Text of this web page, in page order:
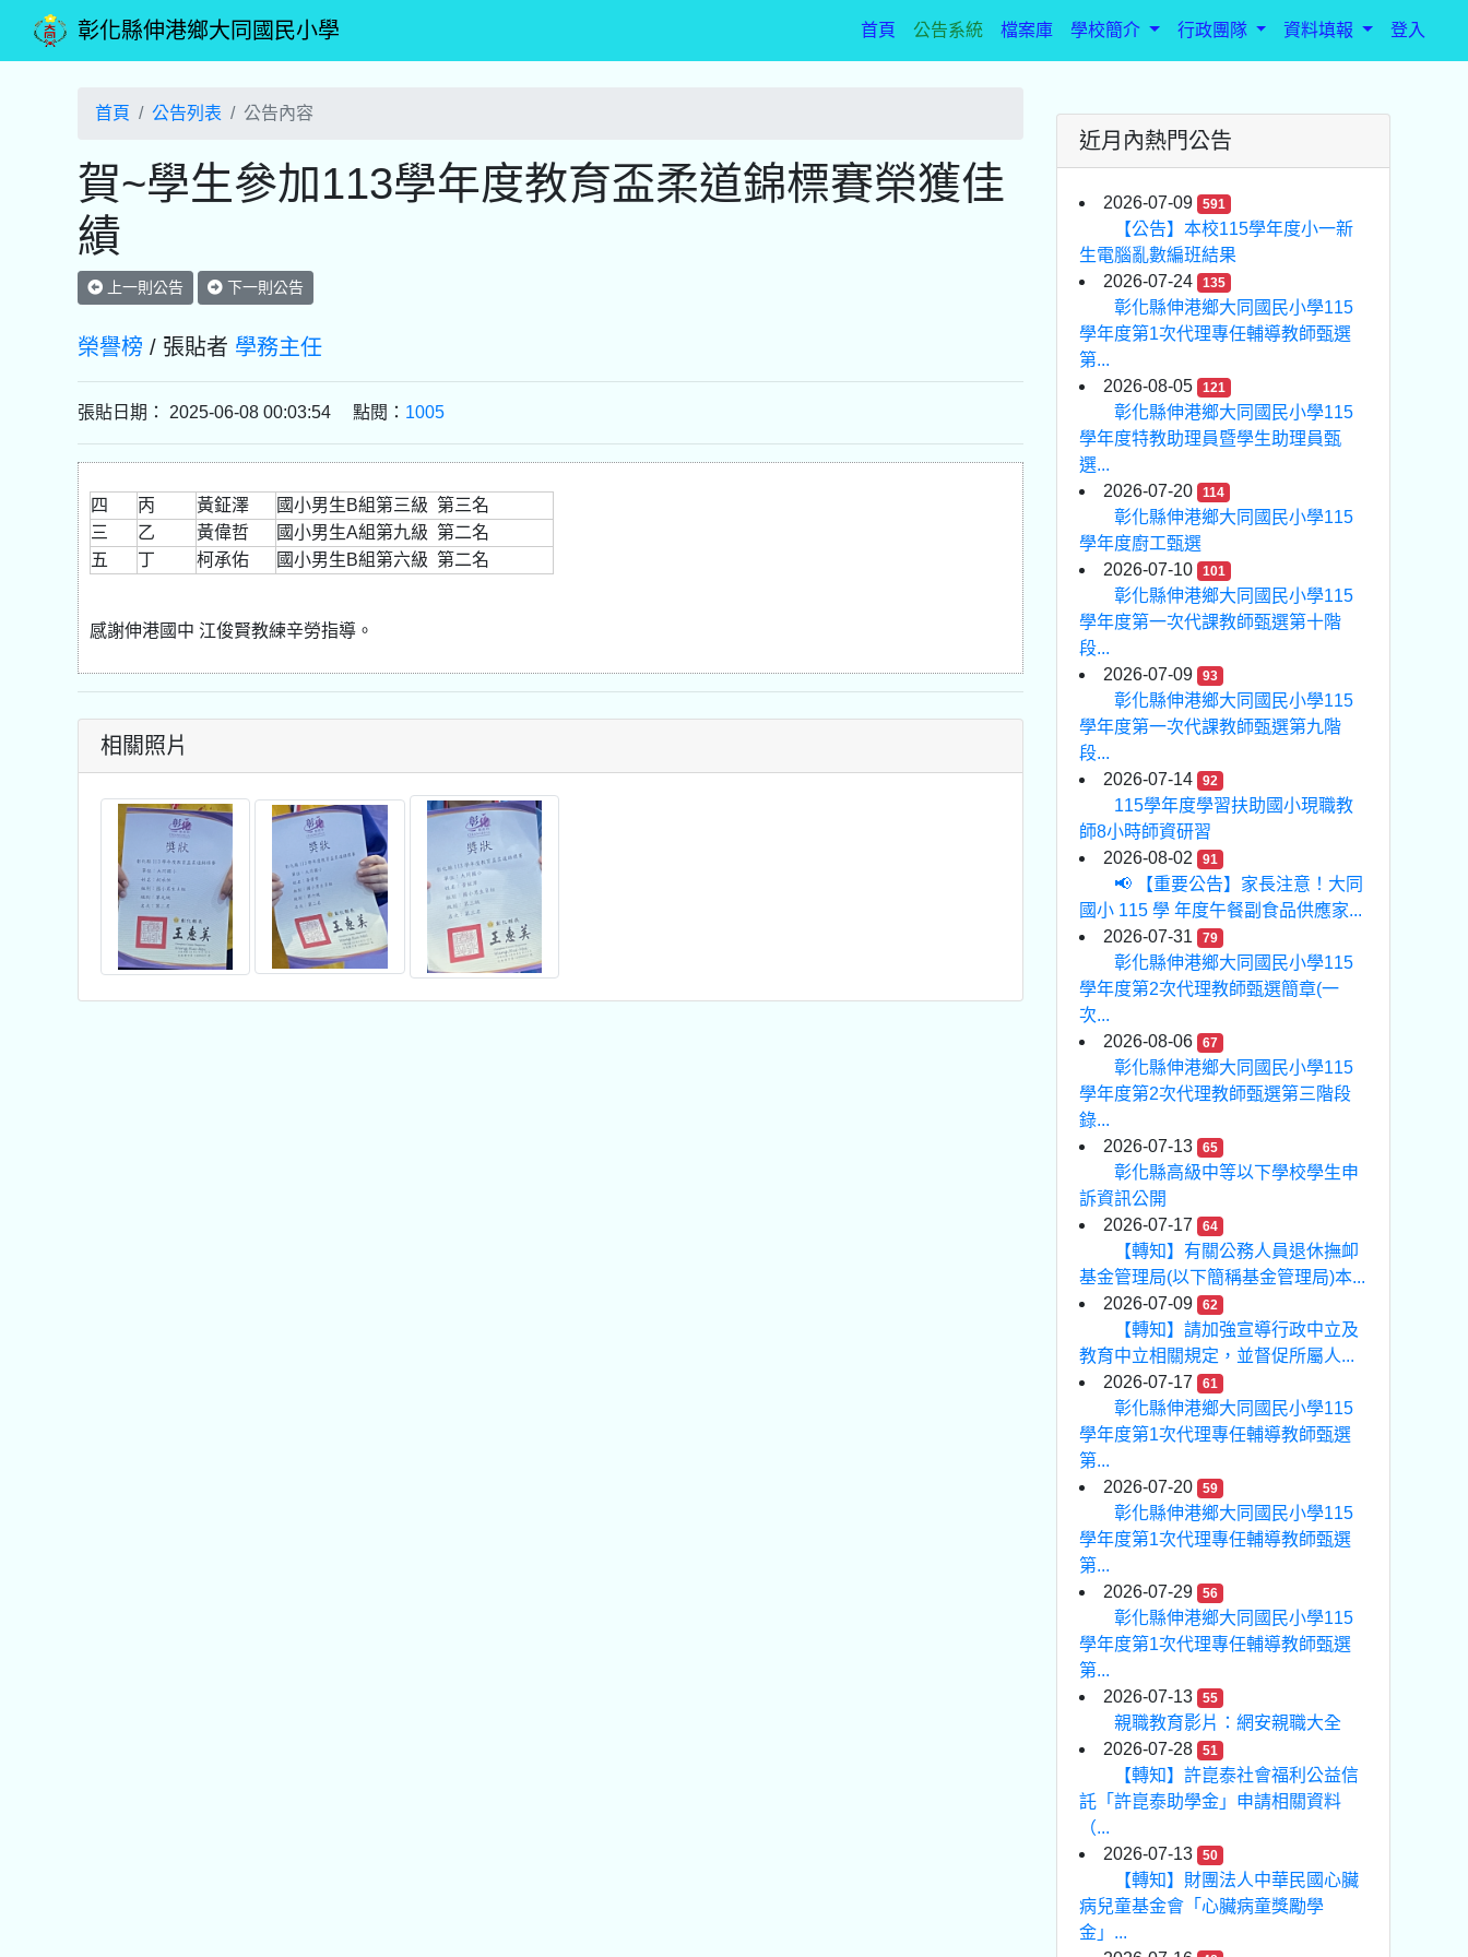
彰化縣伸港鄉大同國民小學 首頁(current)
公告系統 檔案庫 學校簡介 行政團隊 資料填報 登入
首頁 公告列表 公告內容
賀~學生參加113學年度教育盃柔道錦標賽榮獲佳
績
上一則公告 下一則公告
榮譽榜 / 張貼者 學務主任
張貼日期： 2025-06-08 00:03:54 點閱： 1005
四 丙 黃鉦澤
國小男生B組第三級 第三名
三
乙 黃偉哲
國小男生A組第九級 第二名
五
丁 柯承佑 國小男生B組第六級 第二名
感謝伸港國中 江俊賢教練辛勞指導。
相關照片
近月內熱門公告
2026-07-09 591
【公告】本校115學年度小一新
生電腦亂數編班結果
2026-07-24
135
彰化縣伸港鄉大同國民小學115
學年度第1次代理專任輔導教師甄選
第...
2026-08-05
121
彰化縣伸港鄉大同國民小學115
學年度特教助理員暨學生助理員甄
選...
2026-07-20
114
彰化縣伸港鄉大同國民小學115
學年度廚工甄選
2026-07-10
101
彰化縣伸港鄉大同國民小學115
學年度第一次代課教師甄選第十階
段...
2026-07-09
93
彰化縣伸港鄉大同國民小學115
學年度第一次代課教師甄選第九階
段...
2026-07-14
92
115學年度學習扶助國小現職教
師8小時師資研習
2026-08-02
91
📢 【重要公告】家長注意！大同
國小 115 學 年度午餐副食品供應家...
2026-07-31
79
彰化縣伸港鄉大同國民小學115
學年度第2次代理教師甄選簡章(一
次...
2026-08-06
67
彰化縣伸港鄉大同國民小學115
學年度第2次代理教師甄選第三階段
錄...
2026-07-13
65
彰化縣高級中等以下學校學生申
訴資訊公開
2026-07-17
64
【轉知】有關公務人員退休撫卹
基金管理局(以下簡稱基金管理局)本...
2026-07-09
62
【轉知】請加強宣導行政中立及
教育中立相關規定，並督促所屬人...
2026-07-17
61
彰化縣伸港鄉大同國民小學115
學年度第1次代理專任輔導教師甄選
第...
2026-07-20
59
彰化縣伸港鄉大同國民小學115
學年度第1次代理專任輔導教師甄選
第...
2026-07-29
56
彰化縣伸港鄉大同國民小學115
學年度第1次代理專任輔導教師甄選
第...
2026-07-13
55
親職教育影片：網安親職大全
2026-07-28
51
【轉知】許崑泰社會福利公益信
託「許崑泰助學金」申請相關資料
（...
2026-07-13
50
【轉知】財團法人中華民國心臟
病兒童基金會「心臟病童獎勵學
金」...